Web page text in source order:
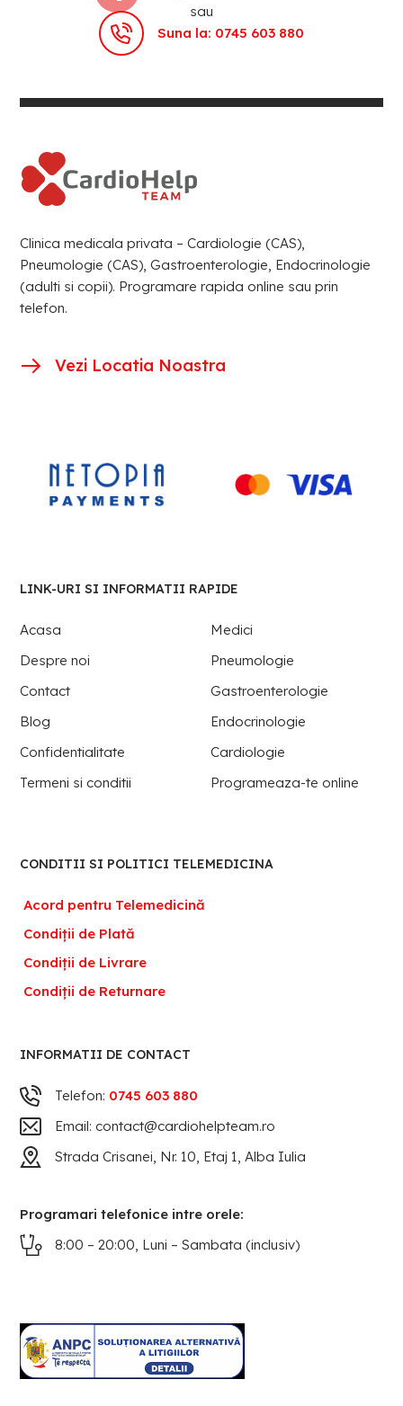
sau
Suna la: 0745 603 880
Clinica medicala privata – Cardiologie (CAS),
Pneumologie (CAS), Gastroenterologie, Endocrinologie
(adulti si copii). Programare rapida online sau prin
telefon.
Vezi Locatia Noastra
LINK-URI SI INFORMATII RAPIDE
Acasa
Medici
Despre noi
Pneumologie
Contact
Gastroenterologie
Blog
Endocrinologie
Confidentialitate
Cardiologie
Termeni si conditii
Programeaza-te online
CONDITII SI POLITICI TELEMEDICINA
Acord pentru Telemedicină
Condiții de Plată
Condiții de Livrare
Condiții de Returnare
INFORMATII DE CONTACT
Telefon: 0745 603 880
Email: contact@cardiohelpteam.ro
Strada Crisanei, Nr. 10, Etaj 1, Alba Iulia
Programari telefonice intre orele:
8:00 – 20:00, Luni – Sambata (inclusiv)